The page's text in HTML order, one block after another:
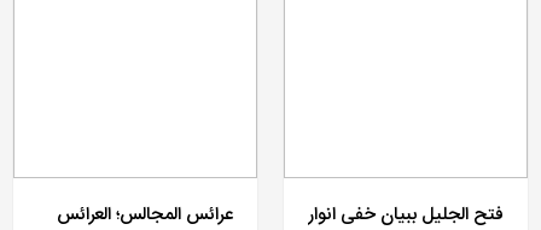
فتح الجلیل ببیان خفی انوار
عرائس المجالس؛ العرائس